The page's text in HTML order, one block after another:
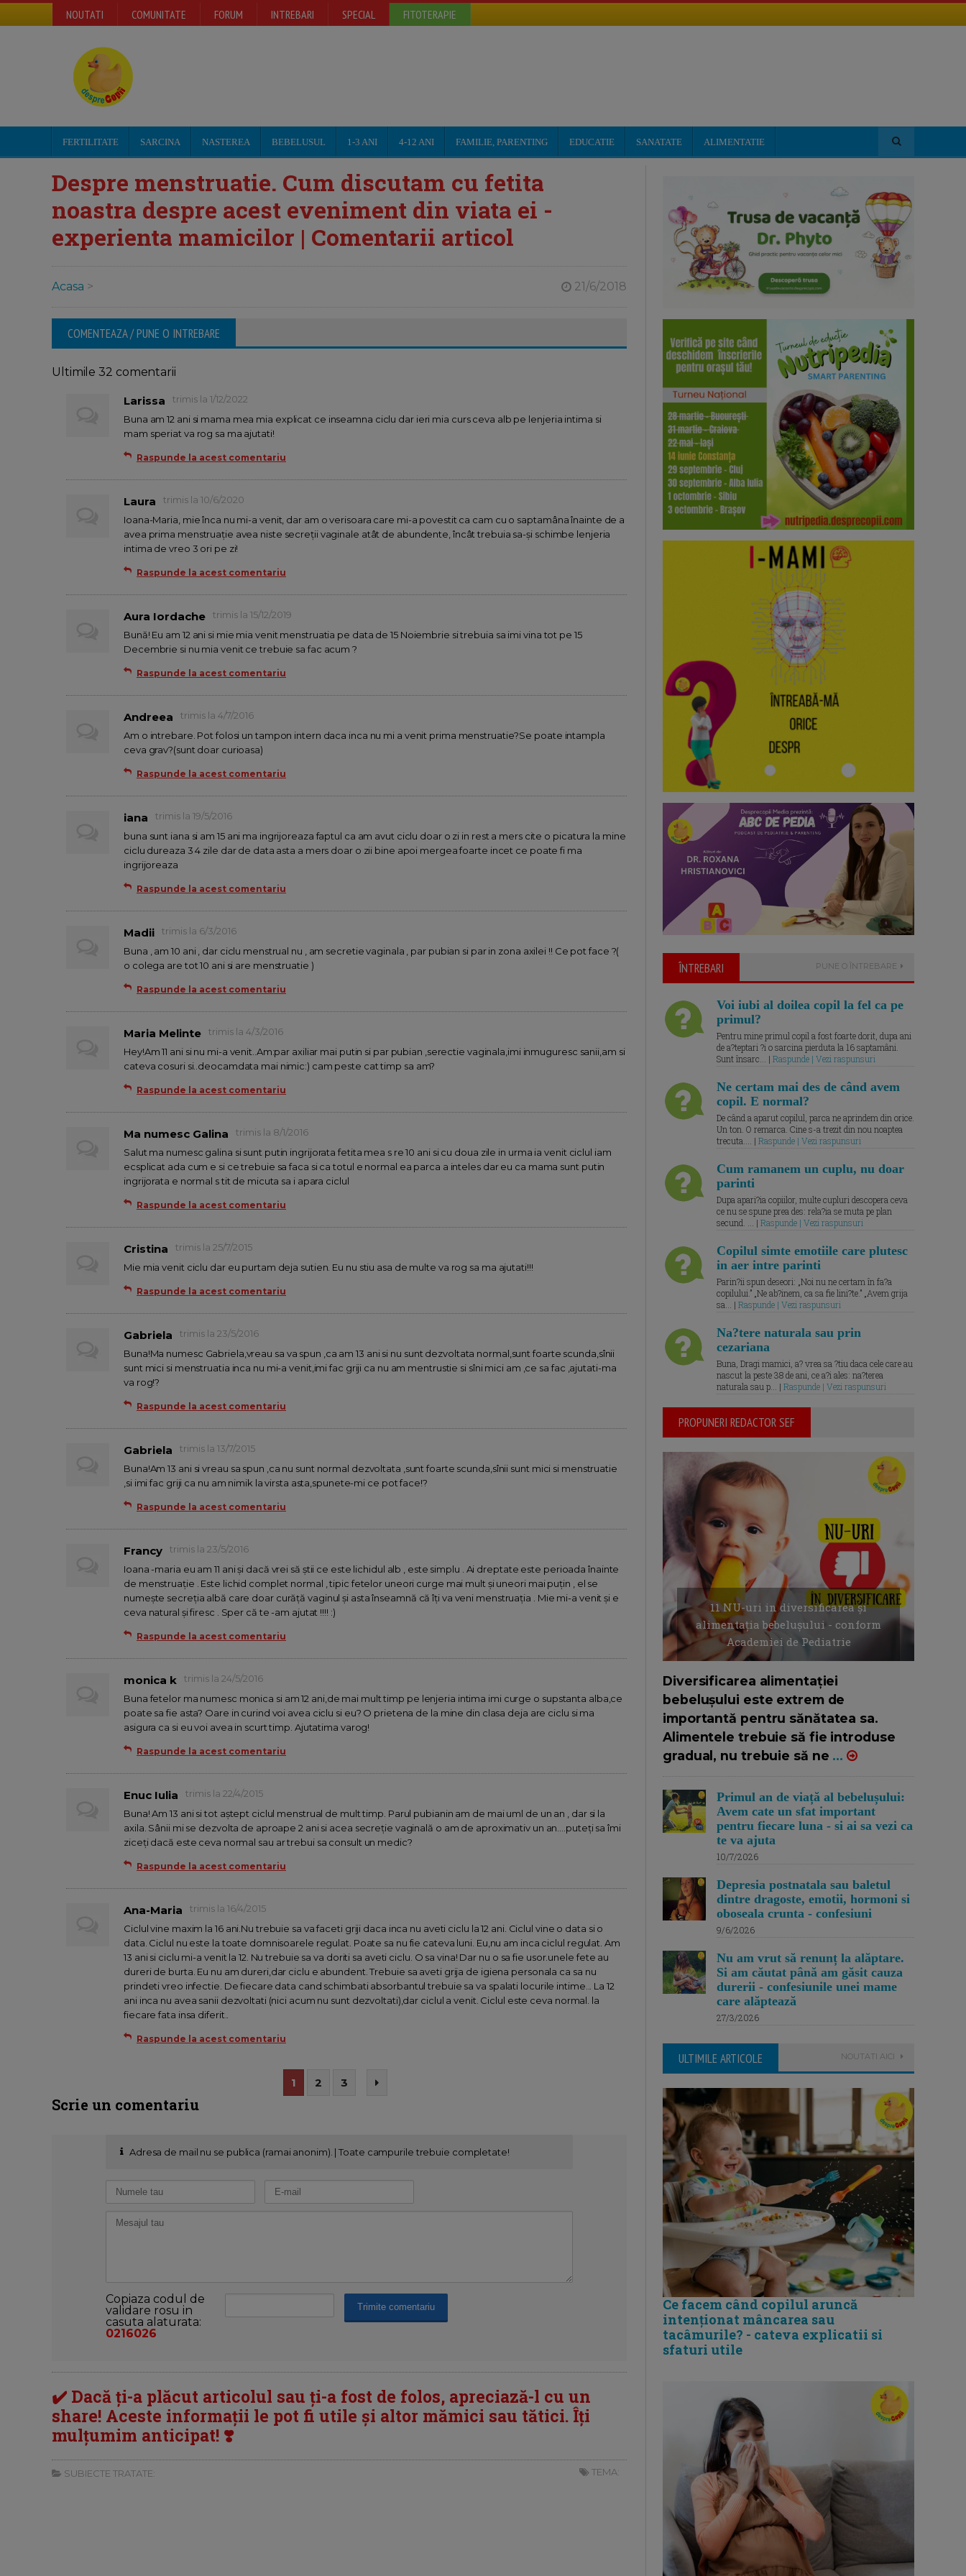
NOUTATI COMUNITATE FORUM INTREBARI SPECIAL FITOTERAPIE
FERTILITATE SARCINA NASTEREA BEBELUSUL 1-3 ANI 4-12 ANI FAMILIE, PARENTING EDUCATIE SANATATE ALIMENTATIE
Despre menstruatie. Cum discutam cu fetita
noastra despre acest eveniment din viata ei -
experienta mamicilor | Comentarii articol
Acasa > 21/6/2018
COMENTEAZA / PUNE O INTREBARE
Ultimile 32 comentarii
Larissa
trimis la 1/12/2022
Buna am 12 ani si mama mea mia explicat ce inseamna ciclu dar ieri mia curs ceva alb pe lenjeria intima si
mam speriat va rog sa ma ajutati!
Raspunde la acest comentariu
Laura
trimis la 10/6/2020
Ioana-Maria, mie înca nu mi-a venit, dar am o verisoara care mi-a povestit ca cam cu o saptamâna înainte de a
avea prima menstruaţie avea niste secreţii vaginale atât de abundente, încât trebuia sa-şi schimbe lenjeria
intima de vreo 3 ori pe zi!
Raspunde la acest comentariu
Aura Iordache
trimis la 15/12/2019
Bună! Eu am 12 ani si mie mia venit menstruatia pe data de 15 Noiembrie si trebuia sa imi vina tot pe 15
Decembrie si nu mia venit ce trebuie sa fac acum ?
Raspunde la acest comentariu
Andreea
trimis la 4/7/2016
Am o intrebare. Pot folosi un tampon intern daca inca nu mi a venit prima menstruatie?Se poate intampla
ceva grav?(sunt doar curioasa)
Raspunde la acest comentariu
iana
trimis la 19/5/2016
buna sunt iana si am 15 ani ma ingrijoreaza faptul ca am avut ciclu doar o zi in rest a mers cite o picatura la mine
ciclu dureaza 3 4 zile dar de data asta a mers doar o zii bine apoi mergea foarte incet ce poate fi ma
ingrijoreaza
Raspunde la acest comentariu
Madii
trimis la 6/3/2016
Buna , am 10 ani , dar ciclu menstrual nu , am secretie vaginala , par pubian si par in zona axilei !! Ce pot face ?(
o colega are tot 10 ani si are menstruatie )
Raspunde la acest comentariu
Maria Melinte
trimis la 4/3/2016
Hey!Am 11 ani si nu mi-a venit..Am:par axiliar mai putin si par pubian ,serectie vaginala,imi inmuguresc sanii,am si
cateva cosuri si..deocamdata mai nimic:) cam peste cat timp sa am?
Raspunde la acest comentariu
Ma numesc Galina
trimis la 8/1/2016
Salut ma numesc galina si sunt putin ingrijorata fetita mea s re 10 ani si cu doua zile in urma ia venit ciclul iam
ecsplicat ada cum e si ce trebuie sa faca si ca totul e normal ea parca a inteles dar eu ca mama sunt putin
ingrijorata e normal s tit de micuta sa i apara ciclul
Raspunde la acest comentariu
Cristina
trimis la 25/7/2015
Mie mia venit ciclu dar eu purtam deja sutien. Eu nu stiu asa de multe va rog sa ma ajutati!!!
Raspunde la acest comentariu
Gabriela
trimis la 23/5/2016
Buna!Ma numesc Gabriela,vreau sa va spun ,ca am 13 ani si nu sunt dezvoltata normal,sunt foarte scunda,sînii
sunt mici si menstruatia inca nu mi-a venit,imi fac griji ca nu am mentrustie si sîni mici am ,ce sa fac ,ajutati-ma
va rog!?
Raspunde la acest comentariu
Gabriela
trimis la 13/7/2015
Buna!Am 13 ani si vreau sa spun ,ca nu sunt normal dezvoltata ,sunt foarte scunda,sînii sunt mici si menstruatie
,si imi fac griji ca nu am nimik la virsta asta,spunete-mi ce pot face!?
Raspunde la acest comentariu
Francy
trimis la 23/5/2016
Ioana -maria eu am 11 ani și dacă vrei să știi ce este lichidul alb , este simplu . Ai dreptate este perioada înainte
de menstruație . Este lichid complet normal , tipic fetelor uneori curge mai mult și uneori mai puțin , el se
numește secreția albă care doar curăță vaginul și asta înseamnă că îți va veni menstruația . Mie mi-a venit și e
ceva natural și firesc . Sper că te -am ajutat !!!! :)
Raspunde la acest comentariu
monica k
trimis la 24/5/2016
Buna fetelor ma numesc monica si am 12 ani,de mai mult timp pe lenjeria intima imi curge o supstanta alba,ce
poate sa fie asta? Oare in curind voi avea ciclu si eu? O prietena de la mine din clasa deja are ciclu si ma
asigura ca si eu voi avea in scurt timp. Ajutatima varog!
Raspunde la acest comentariu
Enuc Iulia
trimis la 22/4/2015
Buna! Am 13 ani si tot aștept ciclul menstrual de mult timp. Parul pubianin am de mai uml de un an , dar si la
axila. Sânii mi se dezvolta de aproape 2 ani si acea secreție vaginală o am de aproximativ un an....puteți sa îmi
ziceți dacă este ceva normal sau ar trebui sa consult un medic?
Raspunde la acest comentariu
Ana-Maria
trimis la 16/4/2015
Ciclul vine maxim la 16 ani.Nu trebuie sa va faceti griji daca inca nu aveti ciclu la 12 ani. Ciclul vine o data si o
data. Ciclul nu este la toate domnisoarele regulat. Poate sa nu fie cateva luni. Eu,nu am inca ciclul regulat. Am
13 ani si ciclu mi-a venit la 12. Nu trebuie sa va doriti sa aveti ciclu. O sa vina! Dar nu o sa fie usor.unele fete au
dureri de burta. Eu nu am dureri,dar ciclu e abundent. Trebuie sa aveti grija de igiena personala ca sa nu
prindeti vreo infectie. De fiecare data cand schimbati absorbantul trebuie sa va spalati locurile intime... La 12
ani inca nu avea sanii dezvoltati (nici acum nu sunt dezvoltati),dar ciclul a venit. Ciclul este ceva normal. la
fiecare fata insa diferit..
Raspunde la acest comentariu
1 2 3
Scrie un comentariu
Adresa de mail nu se publica (ramai anonim). | Toate campurile trebuie completate!
Copiaza codul de
validare rosu in
casuta alaturata:
0216026
✔️ Dacă ți-a plăcut articolul sau ți-a fost de folos, apreciază-l cu un
share! Aceste informații le pot fi utile și altor mămici sau tătici. Îți
mulțumim anticipat! ❣️
SUBIECTE TRATATE: TEMA:
ÎNTREBARI PUNE O ÎNTREBARE
Voi iubi al doilea copil la fel ca pe
primul?
Pentru mine primul copil a fost foarte dorit, dupa ani
de a?teptari ?i o sarcina pierduta la 16 saptamâni.
Sunt însarc... | Raspunde | Vezi raspunsuri
Ne certam mai des de când avem
copil. E normal?
De când a aparut copilul, parca ne aprindem din orice.
Un ton. O remarca. Cine s-a trezit din nou noaptea
trecuta.... | Raspunde | Vezi raspunsuri
Cum ramanem un cuplu, nu doar
parinti
Dupa apari?ia copiilor, multe cupluri descopera ceva
ce nu se spune prea des: rela?ia se muta pe plan
secund. ... | Raspunde | Vezi raspunsuri
Copilul simte emotiile care plutesc
in aer intre parinti
Parin?ii spun deseori: „Noi nu ne certam în fa?a
copilului.” „Ne ab?inem, ca sa fie lini?te.” „Avem grija
sa... | Raspunde | Vezi raspunsuri
Na?tere naturala sau prin
cezariana
Buna, Dragi mamici, a? vrea sa ?tiu daca cele care au
nascut la peste 38 de ani, ce a?i ales: na?terea
naturala sau p... | Raspunde | Vezi raspunsuri
PROPUNERI REDACTOR SEF
11 NU-uri in diversificarea și
alimentația bebelușului - conform
Academiei de Pediatrie
Diversificarea alimentației
bebelușului este extrem de
importantă pentru sănătatea sa.
Alimentele trebuie să fie introduse
gradual, nu trebuie să ne ...
Primul an de viață al bebelușului:
Avem cate un sfat important
pentru fiecare luna - si ai sa vezi ca
te va ajuta
10/7/2026
Depresia postnatala sau baletul
dintre dragoste, emotii, hormoni si
oboseala crunta - confesiuni
9/6/2026
Nu am vrut să renunț la alăptare.
Si am căutat până am găsit cauza
durerii - confesiunile unei mame
care alăptează
27/3/2026
ULTIMILE ARTICOLE NOUTATI AICI
Ce facem când copilul aruncă
intenționat mâncarea sau
tacâmurile? - cateva explicatii si
sfaturi utile